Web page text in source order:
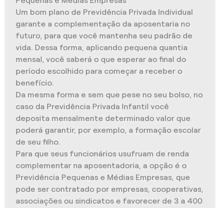
Um bom plano de Previdência Privada Individual
garante a complementação da aposentaria no
futuro, para que você mantenha seu padrão de
vida. Dessa forma, aplicando pequena quantia
mensal, você saberá o que esperar ao final do
período escolhido para começar a receber o
benefício.
Da mesma forma e sem que pese no seu bolso, no
caso da Previdência Privada Infantil você
deposita mensalmente determinado valor que
poderá garantir, por exemplo, a formação escolar
de seu filho.
Para que seus funcionários usufruam de renda
complementar na aposentadoria, a opção é o
Previdência Pequenas e Médias Empresas, que
pode ser contratado por empresas, cooperativas,
associações ou sindicatos e favorecer de 3 a 400